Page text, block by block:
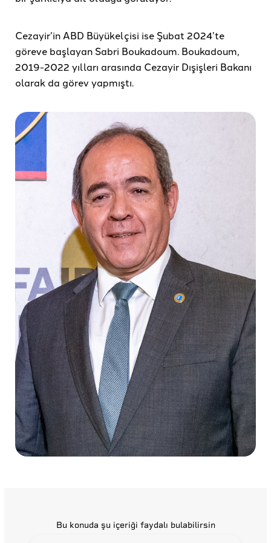
Cezayir’in ABD Büyükelçisi ise Şubat 2024’te
göreve başlayan Sabri Boukadoum. Boukadoum,
2019-2022 yılları arasında Cezayir Dışişleri Bakanı
olarak da görev yapmıştı.
Bu konuda şu içeriği faydalı bulabilirsin